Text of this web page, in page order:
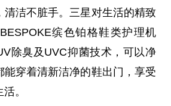
清洁不脏手。三星对生活的精致
缤色铂格鞋类护理机
除臭及UVC抑菌技术，可以净
能穿着清新洁净的鞋出门，享受
。